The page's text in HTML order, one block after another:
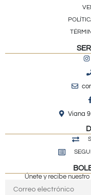
Viana
Únete y recibe